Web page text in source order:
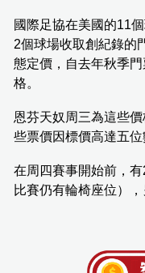
國際足協在美國的11
2個球場收取創紀錄的
態定價，自去年秋季
格。
恩芬天奴周三為這些
些票價因標價高達五位
在周四賽事開始前，
比賽仍有輪椅座位）